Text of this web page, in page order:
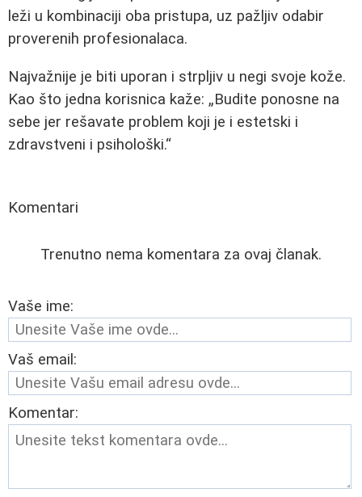
leži u kombinaciji oba pristupa, uz pažljiv odabir
proverenih profesionalaca.
Najvažnije je biti uporan i strpljiv u negi svoje kože.
Kao što jedna korisnica kaže:
Budite ponosne na
sebe jer rešavate problem koji je i estetski i
zdravstveni i psihološki.
Komentari
Trenutno nema komentara za ovaj članak.
Vaše ime:
Vaš email:
Komentar: